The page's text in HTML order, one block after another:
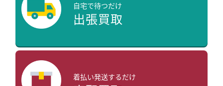
自宅で待つだけ
出張買取
着払い発送するだけ